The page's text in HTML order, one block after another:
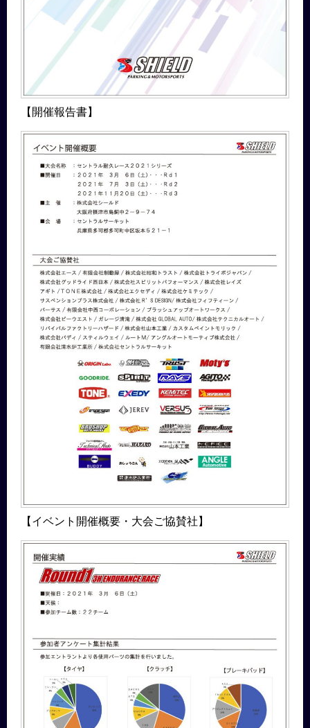
【開催報告書】
【イベント開催概要・大会ご協賛社】